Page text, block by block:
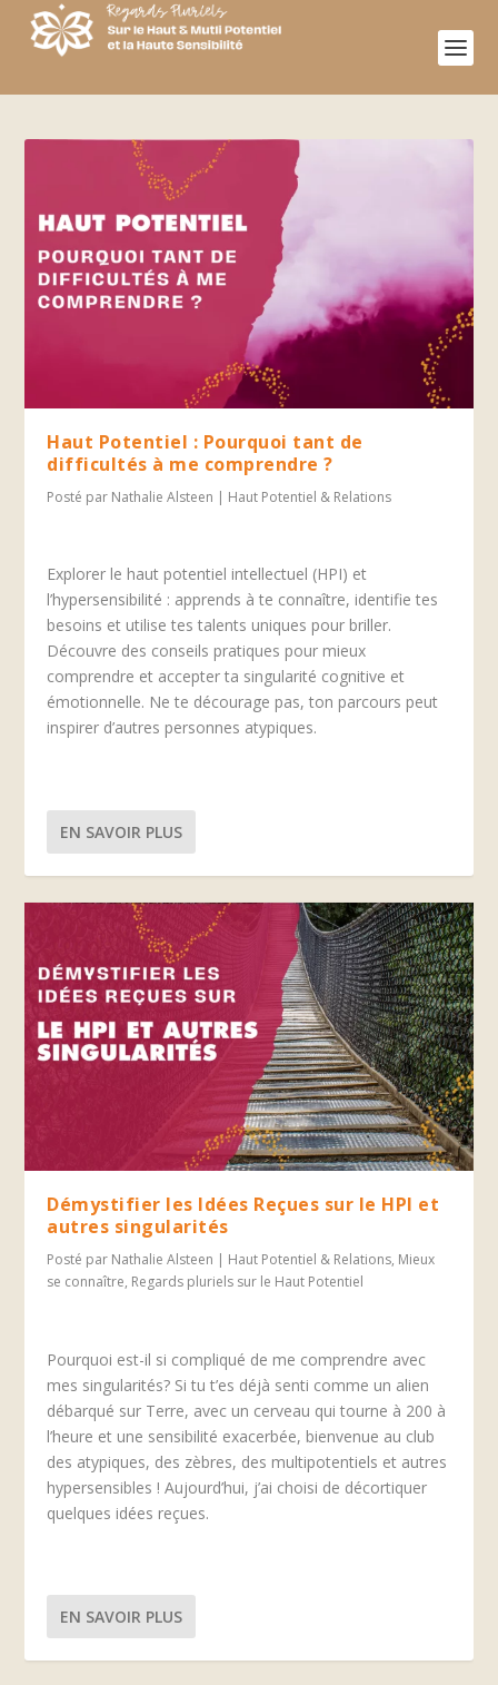
Haut Potentiel : Pourquoi tant de
difficultés à me comprendre ?
Posté par Nathalie Alsteen | Haut Potentiel & Relations
Explorer le haut potentiel intellectuel (HPI) et
l’hypersensibilité : apprends à te connaître, identifie tes
besoins et utilise tes talents uniques pour briller.
Découvre des conseils pratiques pour mieux
comprendre et accepter ta singularité cognitive et
émotionnelle. Ne te décourage pas, ton parcours peut
inspirer d’autres personnes atypiques.
EN SAVOIR PLUS
Démystifier les Idées Reçues sur le HPI et
autres singularités
Posté par Nathalie Alsteen | Haut Potentiel & Relations, Mieux
se connaître, Regards pluriels sur le Haut Potentiel
Pourquoi est-il si compliqué de me comprendre avec
mes singularités? Si tu t’es déjà senti comme un alien
débarqué sur Terre, avec un cerveau qui tourne à 200 à
l’heure et une sensibilité exacerbée, bienvenue au club
des atypiques, des zèbres, des multipotentiels et autres
hypersensibles ! Aujourd’hui, j’ai choisi de décortiquer
quelques idées reçues.
EN SAVOIR PLUS